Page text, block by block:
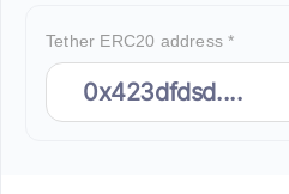
Tether ERC20 address *